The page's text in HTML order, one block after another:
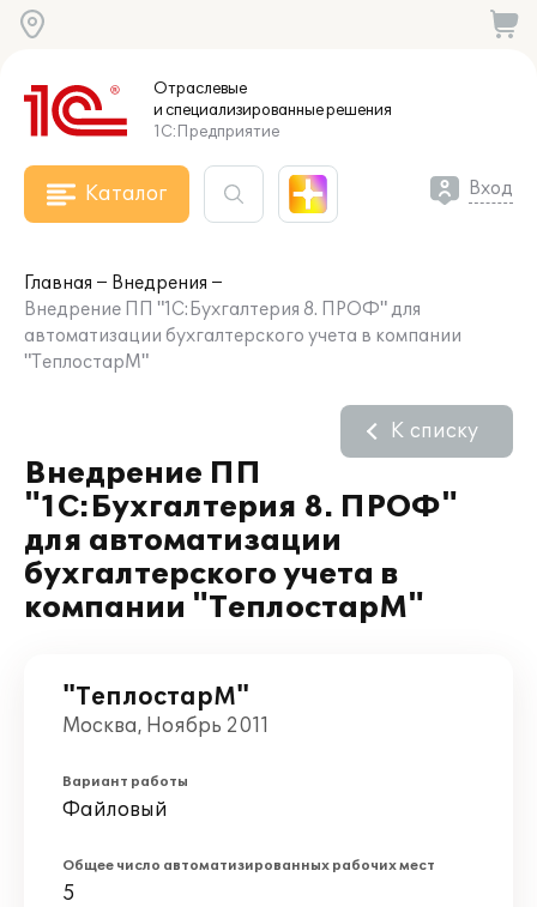
Отраслевые
и специализированныерешения
1С:Предприятие
Каталог Вход
Главная
Внедрения
Внедрение ПП "1С:Бухгалтерия 8. ПРОФ" для
автоматизации бухгалтерского учета в компании
"ТеплостарМ"
Внедрение ПП
"1С:Бухгалтерия 8. ПРОФ"
для автоматизации
бухгалтерского учета в
компании "ТеплостарМ"
К списку
"ТеплостарМ"
Москва, Ноябрь 2011
Вариант работы
Файловый
Общее число автоматизированных рабочих мест
5